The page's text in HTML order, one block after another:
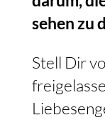
sehen zu
Stell Dir